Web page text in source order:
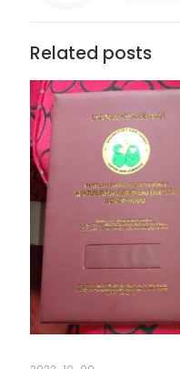
Related posts